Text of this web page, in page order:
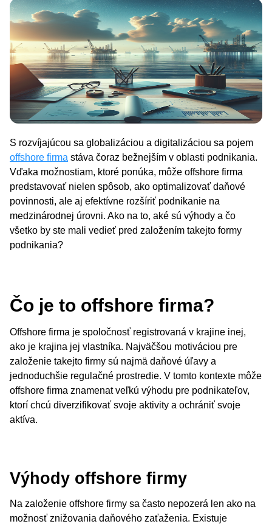
S rozvíjajúcou sa globalizáciou a digitalizáciou sa pojem
offshore firma stáva čoraz bežnejším v oblasti podnikania.
Vďaka možnostiam, ktoré ponúka, môže offshore firma
predstavovať nielen spôsob, ako optimalizovať daňové
povinnosti, ale aj efektívne rozšíriť podnikanie na
medzinárodnej úrovni. Ako na to, aké sú výhody a čo
všetko by ste mali vedieť pred založením takejto formy
podnikania?
Čo je to offshore firma?
Offshore firma je spoločnosť registrovaná v krajine inej,
ako je krajina jej vlastníka. Najväčšou motiváciou pre
založenie takejto firmy sú najmä daňové úľavy a
jednoduchšie regulačné prostredie. V tomto kontexte môže
offshore firma znamenat veľkú výhodu pre podnikateľov,
ktorí chcú diverzifikovať svoje aktivity a ochrániť svoje
aktíva.
Výhody offshore firmy
Na založenie offshore firmy sa často nepozerá len ako na
možnosť znižovania daňového zaťaženia. Existuje